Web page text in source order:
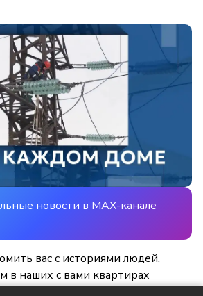
новости в MAX-канале
вас с историями людей,
в наших с вами квартирах